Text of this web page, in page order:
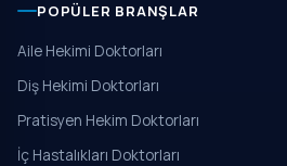
POPÜLER BRANŞLAR
Aile Hekimi Doktorları
Diş Hekimi Doktorları
Pratisyen Hekim Doktorları
İç Hastalıkları Doktorları